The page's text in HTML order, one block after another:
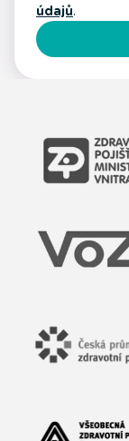
údajů.